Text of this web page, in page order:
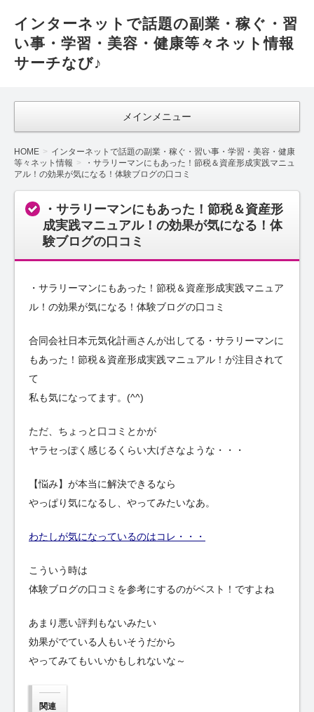
インターネットで話題の副業・稼ぐ・習
い事・学習・美容・健康等々ネット情報
サーチなび♪
メインメニュー
HOME
インターネットで話題の副業・稼ぐ・習い事・学習・美容・健康
等々ネット情報
・サラリーマンにもあった！節税＆資産形成実践マニュ
アル！の効果が気になる！体験ブログの口コミ
・サラリーマンにもあった！節税＆資産形
成実践マニュアル！の効果が気になる！体
験ブログの口コミ
・サラリーマンにもあった！節税＆資産形成実践マニュア
ル！の効果が気になる！体験ブログの口コミ
合同会社日本元気化計画さんが出してる・サラリーマンに
もあった！節税＆資産形成実践マニュアル！が注目されて
て
私も気になってます。(^^)ゞ
ただ、ちょっと口コミとかが
ヤラセっぽく感じるくらい大げさなような・・・
【悩み】が本当に解決できるなら
やっぱり気になるし、やってみたいなあ。
わたしが気になっているのはコレ・・・
こういう時は
体験ブログの口コミを参考にするのがベスト！ですよね
あまり悪い評判もないみたい
効果がでている人もいそうだから
やってみてもいいかもしれないな～
関連